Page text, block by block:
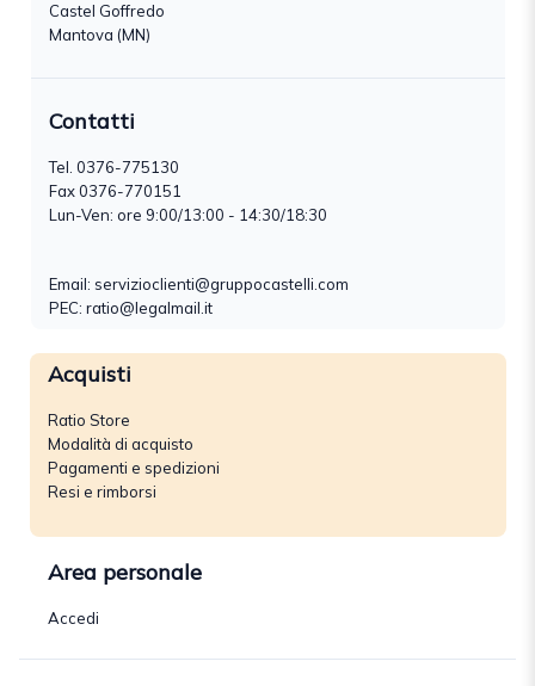
Castel Goffredo
Mantova (MN)
Contatti
Tel. 0376-775130
Fax 0376-770151
Lun-Ven: ore 9:00/13:00 - 14:30/18:30
Email: servizioclienti@gruppocastelli.com
PEC: ratio@legalmail.it
Acquisti
Ratio Store
Modalità di acquisto
Pagamenti e spedizioni
Resi e rimborsi
Area personale
Accedi